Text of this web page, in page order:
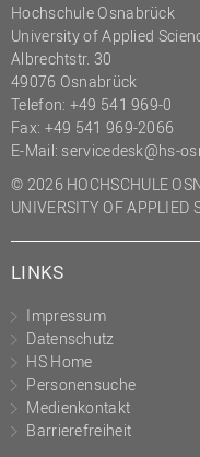
Hochschule Osnabrück
University of Applied
Albrechtstr. 30
49076 Osnabrück
Telefon: +49 541 969-0
Fax: +49 541 969-2066
E-Mail: servicedesk@hs-
© 2026 HOCHSCHULE
UNIVERSITY OF APPLIED
LINKS
Impressum
Datenschutz
HS Home
Personensuche
Medienkontakt
Barrierefreiheit